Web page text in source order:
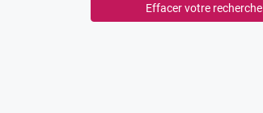
Effacer votre recherche